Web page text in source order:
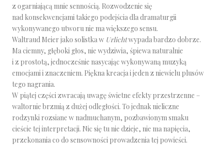
z ogarniającą mnie sennością. Rozwodzenie się
nad konsekwencjami takiego podejścia dla dramaturgii
wykonywanego utworu nie ma większego sensu.
Waltraud Meier jako solistka w Urlichtwypada bardzo dobrze.
Ma ciemny, głęboki głos, nie wydziwia, śpiewa naturalnie
i z prostotą, jednocześnie nasycając wykonywaną muzyką
emocjami i znaczeniem. Piękna kreacja i jeden z niewielu plusów
tego nagrania.
W piątej części zwracają uwagę świetne efekty przestrzenne –
waltornie brzmią z dużej odległości. To jednak nieliczne
rodzynki rozsiane w nadmuchanym, pozbawionym smaku
cieście tej interpretacji. Nic się tu nie dzieje, nie ma napięcia,
przekonania co do sensowności prowadzenia tej powieści.